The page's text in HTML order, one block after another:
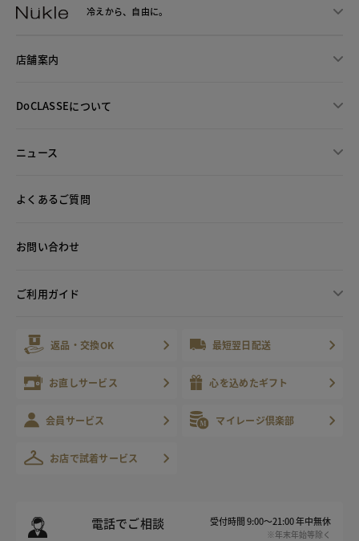
冷えから、 自由に。
店舗案内
DoCLASSEについて
ニュース
よくあるご質問
お問い合わせ
ご利用ガイド
返品・交換OK 最短翌日配送
お直しサービス 心を込めたギフト
会員サービス マイレージ倶楽部
お店で試着サービス
電話でご相談 受付時間 9:00～21:00 年中無休
※年末年始等除く